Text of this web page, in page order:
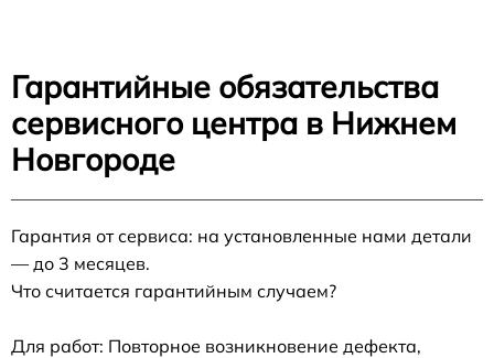
Гарантийные обязательства
сервисного центра в Нижнем
Новгороде
Гарантия от сервиса: на установленные нами детали
— до 3 месяцев.
Что считается гарантийным случаем?
Для работ: Повторное возникновение дефекта,